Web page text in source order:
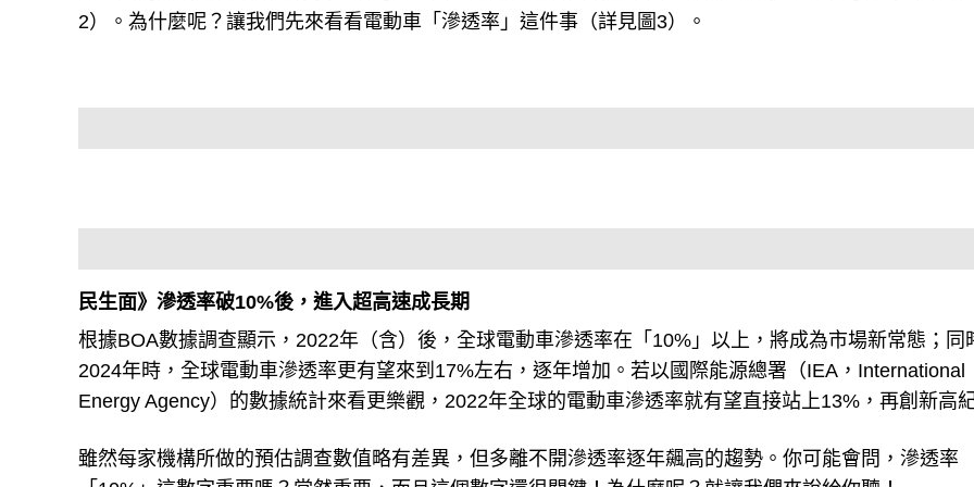
2）。為什麼呢？讓我們先來看看電動車「滲透率」這件事（詳見圖3）。
民生面》滲透率破10%後，進入超高速成長期
根據BOA數據調查顯示，2022年（含）後，全球電動車滲透率在「10%」以上，將成為市場新常態；同
2024年時，全球電動車滲透率更有望來到17%左右，逐年增加。若以國際能源總署（IEA，International
Energy Agency）的數據統計來看更樂觀，2022年全球的電動車滲透率就有望直接站上13%，再創新高紀
雖然每家機構所做的預估調查數值略有差異，但多離不開滲透率逐年飆高的趨勢。你可能會問，滲透率